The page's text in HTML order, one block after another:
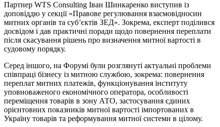
Партнер WTS Consulting Іван Шинкаренко виступив із
доповіддю у секції «Правове регулювання взаємовідносин
митних органів та суб’єктів ЗЕД». Зокрема, експерт поділився
досвідом і дав практичні поради щодо повернення переплати
після скасування рішень про визначення митної вартості в
судовому порядку.
Серед іншого, на Форумі були розглянуті актуальні проблеми
співпраці бізнесу із митною службою, зокрема: повернення
переплат митних платежів, функціонування інституту
уповноваженого економічного оператора, особливості
переміщення товарів в зону АТО, застосування єдиних
орієнтовних показників митної вартості імпортованих в
Україну товарів та реформування митної системи в цілому.